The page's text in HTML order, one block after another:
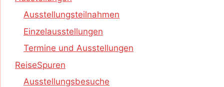
Ausstellungsteilnahmen
Einzelausstellungen
Termine und Ausstellungen
ReiseSpuren
Ausstellungsbesuche